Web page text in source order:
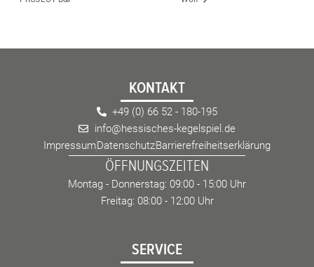
KONTAKT
+49 (0) 66 52 - 180-195
info@hessisches-kegelspiel.de
ImpressumDatenschutzBarrierefreiheitserklärung
ÖFFNUNGSZEITEN
Montag - Donnerstag: 09:00 - 15:00 Uhr
Freitag: 08:00 - 12:00 Uhr
SERVICE